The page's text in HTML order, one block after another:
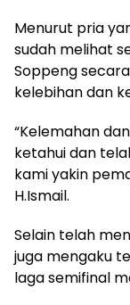
Menurut pria
sudah melihat
Soppeng
kelebihan dan
“Kelemahan
ketahui dan
kami yakin
H.Ismail.
Selain telah
juga mengaku
laga semifinal